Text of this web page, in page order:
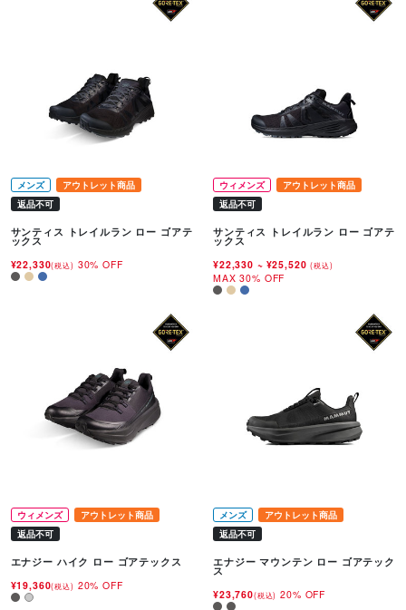
メンズ
アウトレット商品
返品不可
サンティス トレイルラン ロー ゴアテ
ックス
¥22,330(税込) 30% OFF
ウィメンズ
アウトレット商品
返品不可
サンティス トレイルラン ロー ゴアテ
ックス
¥22,330 ~ ¥25,520(税込)
MAX 30% OFF
ウィメンズ
アウトレット商品
返品不可
エナジー ハイク ロー ゴアテックス
¥19,360(税込) 20% OFF
メンズ
アウトレット商品
返品不可
エナジー マウンテン ロー ゴアテック
ス
¥23,760(税込) 20% OFF